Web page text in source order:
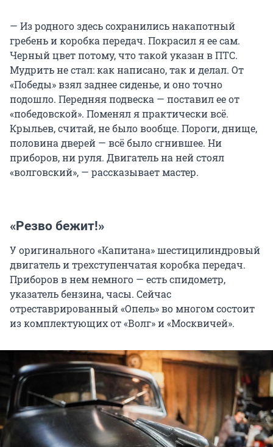
— Из родного здесь сохранились накапотный
гребень и коробка передач. Покрасил я ее сам.
Черный цвет потому, что такой указан в ПТС.
Мудрить не стал: как написано, так и делал. От
«Победы» взял заднее сиденье, и оно точно
подошло. Передняя подвеска — поставил ее от
«победовской». Поменял я практически всё.
Крыльев, считай, не было вообще. Пороги, днище,
половина дверей — всё было сгнившее. Ни
приборов, ни руля. Двигатель на ней стоял
«волговский», — рассказывает мастер.
«Резво бежит!»
У оригинального «Капитана» шестицилиндровый
двигатель и трехступенчатая коробка передач.
Приборов в нем немного — есть спидометр,
указатель бензина, часы. Сейчас
отреставрированный «Опель» во многом состоит
из комплектующих от «Волг» и «Москвичей».